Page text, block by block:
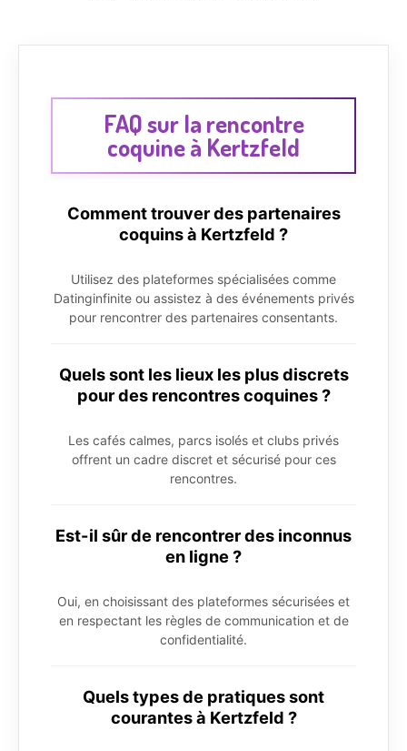
FAQ sur la rencontre
coquine à Kertzfeld
Comment trouver des partenaires
coquins à Kertzfeld ?
Utilisez des plateformes spécialisées comme
Datinginfinite ou assistez à des événements privés
pour rencontrer des partenaires consentants.
Quels sont les lieux les plus discrets
pour des rencontres coquines ?
Les cafés calmes, parcs isolés et clubs privés
offrent un cadre discret et sécurisé pour ces
rencontres.
Est-il sûr de rencontrer des inconnus
en ligne ?
Oui, en choisissant des plateformes sécurisées et
en respectant les règles de communication et de
confidentialité.
Quels types de pratiques sont
courantes à Kertzfeld ?